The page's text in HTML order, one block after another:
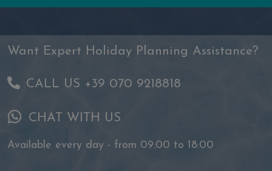
Want Expert Holiday Planning Assistance?
CALL US +39 070 9218818
CHAT WITH US
Available every day - from 09:00 to 18:00